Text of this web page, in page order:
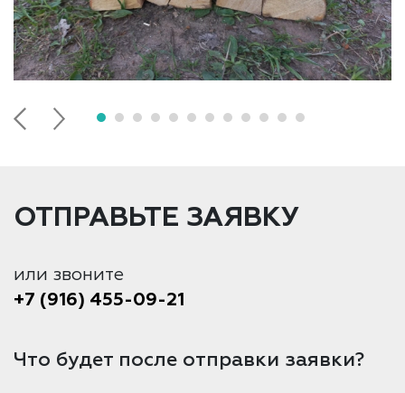
ОТПРАВЬТЕ ЗАЯВКУ
или звоните
+7 (916) 455-09-21
Что будет после отправки заявки?